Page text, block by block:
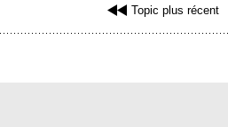
Topic plus récent